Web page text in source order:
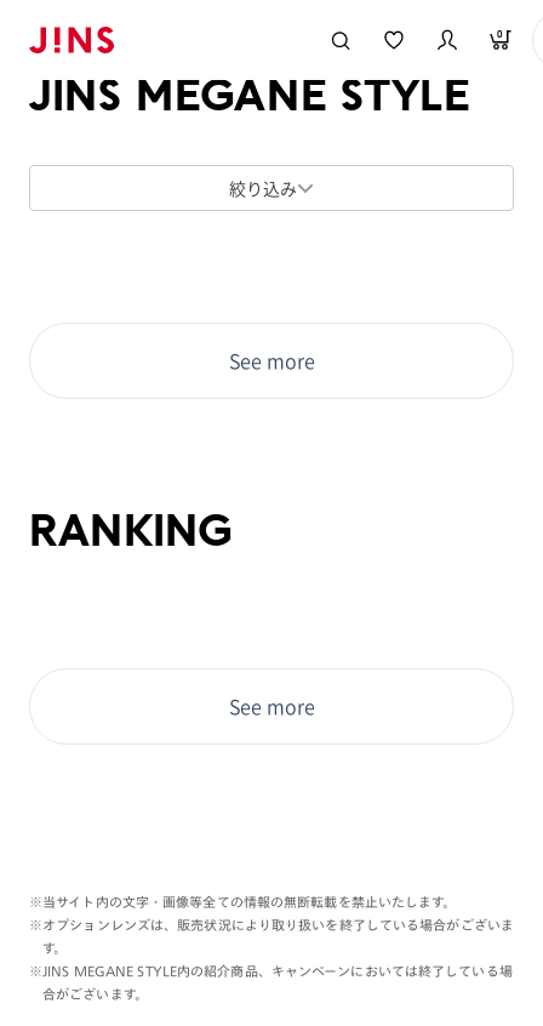
0
JINS MEGANE STYLE
絞り込み
See more
RANKING
See more
※当サイト内の文字・画像等全ての情報の無断転載を禁止いたします。
※オプションレンズは、販売状況により取り扱いを終了している場合がございま
す。
※JINS MEGANE STYLE内の紹介商品、キャンペーンにおいては終了している場
合がございます。